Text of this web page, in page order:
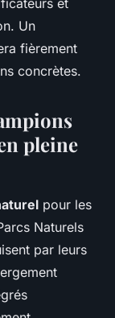
et
Un
fièrement
concrètes.
pleine
pour les
Naturels
par leurs